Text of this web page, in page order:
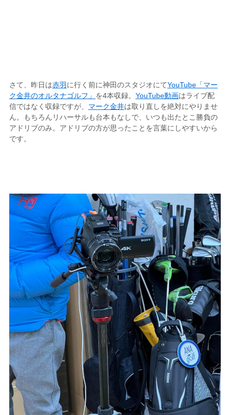
さて、昨日は赤羽に行く前に神田のスタジオにてYouTube「マー
ク金井のオルタナゴルフ」 を4本収録。 YouTube動画はライブ配
信ではなく収録ですが、 マーク金井は取り直しを絶対にやりませ
ん。もちろんリハーサルも台本もなしで、いつも出たとこ勝負の
アドリブのみ。アドリブの方が思ったことを言葉にしやすいから
です。